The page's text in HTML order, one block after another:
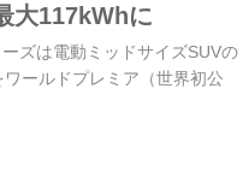
大117kWhに
ズは電動ミッドサイズSUVの
ールドプレミア（世界初公